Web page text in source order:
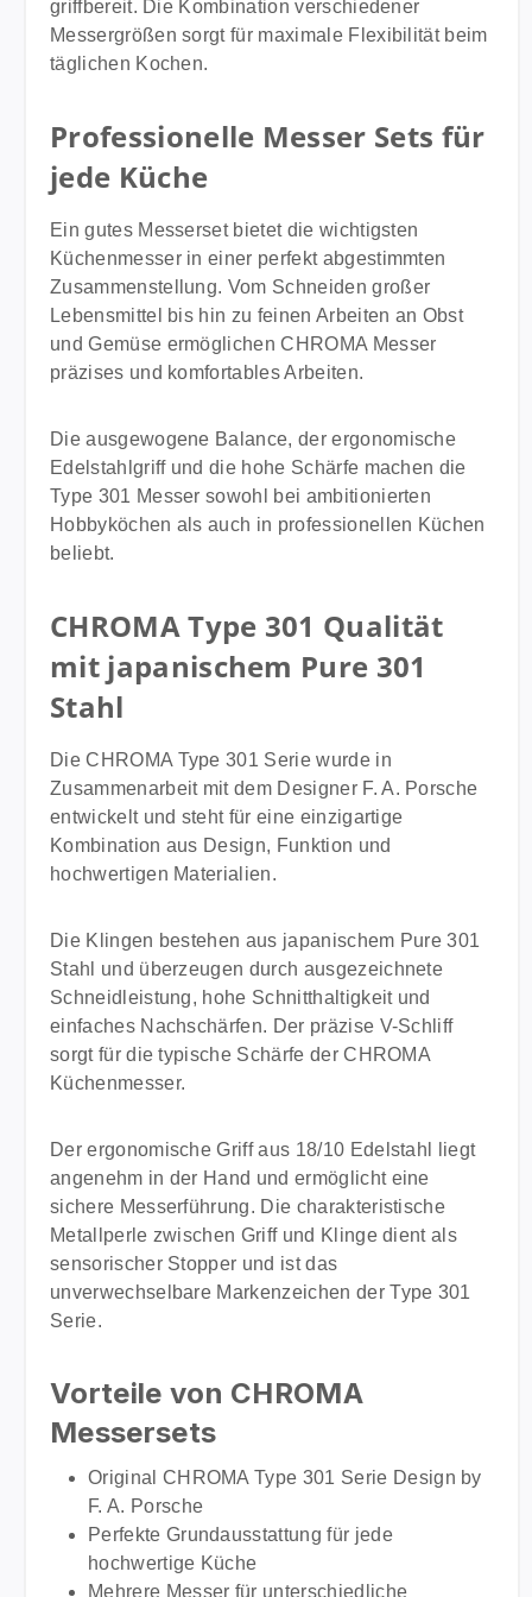
hochwertige Materialien, ergonomische Handhabung
und außergewöhnliche Präzision. Ideal für alle die
ein exklusives Premium Messerset suchen das
Ansprüchen gerecht wird.
Schneideigenschaften für den täglichen Einsatz. Der
ergonomische Edelstahlgriff liegt angenehm in der
Hand und ermöglicht sicheres und komfortables
zwischen Griff und Klinge dient als
Orientierungspunkt und macht die Messer der Type
301 Serie weltweit unverwechselbar. Die CHROMA
ganzen Welt geschätzt und zählen zu den
bekanntesten Design-Küchenmessern überhaupt.
Die Verbindung aus Funktionalität, Ergonomie und
dem ikonischen Design von F.A. Porsche macht
dieses Messerset zu einer hervorragenden Wahl für
alle, die Wert auf Qualität, Langlebigkeit und perfekte
Inhalt: Santoku (17,8 cm) & Schälmesser (7,7 cm)
Serie: CHROMA Type 301 Klingenmaterial:
japanischer Pure 301 Stahl Schliff: beidseitig
Klingenhärte: 59 ± 1 HRC Griffmaterial: Edelstahl
Besonderheit: Kombination aus Allroundmesser und
Blick Hochwertiges Messerset mit Santoku-Messer
und Schälmesser Original Design by F.A. Porsche
Japanischer Qualitätsstahl für hohe Schärfe und
lange Standzeit Ideal zum Schneiden von Gemüse,
Fleisch, Fisch, Obst und Kräutern Ergonomischer
Edelstahlgriff mit markanter Edelstahlperle Perfekte
Balance für präzises und ermüdungsfreies Arbeiten
Beliebt bei Profiköchen und ambitionierten
Hobbyköchen Hochwertige Geschenkidee für
Premium-Messerset für den täglichen Einsatz in der
Küche. Die Kombination aus Santoku und
Schälmesser bietet maximale Vielseitigkeit und
macht dieses Set zur idealen Wahl für alle, die
professionelle Schneidleistung und zeitloses Design
in einem Produkt vereint haben möchten.
griffbereit. Die Kombination verschiedener
Messergrößen sorgt für maximale Flexibilität beim
täglichen Kochen.
Professionelle Messer Sets für
jede Küche
Ein gutes Messerset bietet die wichtigsten
Küchenmesser in einer perfekt abgestimmten
Zusammenstellung. Vom Schneiden großer
Lebensmittel bis hin zu feinen Arbeiten an Obst
und Gemüse ermöglichen CHROMA Messer
präzises und komfortables Arbeiten.
Die ausgewogene Balance, der ergonomische
Edelstahlgriff und die hohe Schärfe machen die
Type 301 Messer sowohl bei ambitionierten
Hobbyköchen als auch in professionellen Küchen
beliebt.
CHROMA Type 301 Qualität
mit japanischem Pure 301
Stahl
Die CHROMA Type 301 Serie wurde in
Zusammenarbeit mit dem Designer F. A. Porsche
entwickelt und steht für eine einzigartige
Kombination aus Design, Funktion und
hochwertigen Materialien.
Die Klingen bestehen aus japanischem Pure 301
Stahl und überzeugen durch ausgezeichnete
Schneidleistung, hohe Schnitthaltigkeit und
einfaches Nachschärfen. Der präzise V-Schliff
sorgt für die typische Schärfe der CHROMA
Küchenmesser.
Der ergonomische Griff aus 18/10 Edelstahl liegt
angenehm in der Hand und ermöglicht eine
sichere Messerführung. Die charakteristische
Metallperle zwischen Griff und Klinge dient als
sensorischer Stopper und ist das
unverwechselbare Markenzeichen der Type 301
Serie.
Vorteile von CHROMA
Messersets
Original CHROMA Type 301 Serie Design by
F. A. Porsche
Perfekte Grundausstattung für jede
hochwertige Küche
Mehrere Messer für unterschiedliche